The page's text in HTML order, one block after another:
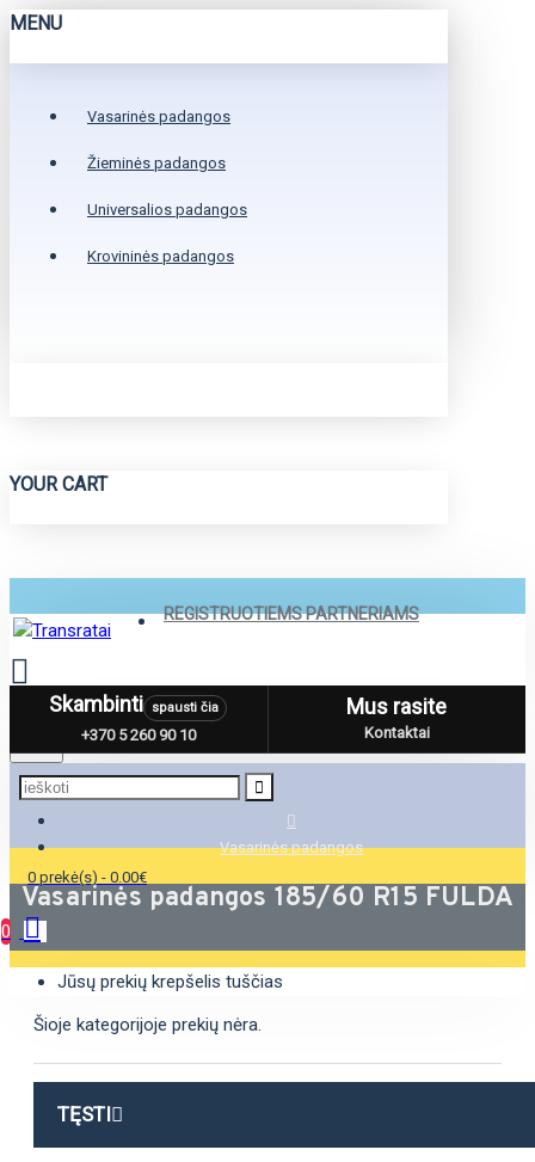
MENU
Vasarinės padangos
Žieminės padangos
Universalios padangos
Krovininės padangos
YOUR CART
REGISTRUOTIEMS PARTNERIAMS
Menu
0 prekė(s) - 0.00€
0
Jūsų prekių krepšelis tuščias
Skambinti spausti čia
+370 5 260 90 10
Mus rasite
Kontaktai
Vasarinės padangos
Vasarinės padangos 185/60 R15 FULDA
Šioje kategorijoje prekių nėra.
TĘSTI